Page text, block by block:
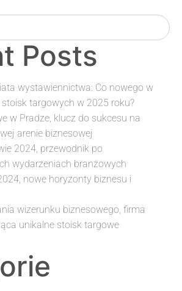
Posts
wystawiennictwa: Co nowego w
targowych w 2025 roku?
w Pradze, klucz do sukcesu na
arenie biznesowej
2024, przewodnik po
wydarzeniach branżowych
nowe horyzonty biznesu i
wizerunku biznesowego, firma
unikalne stoisk targowe